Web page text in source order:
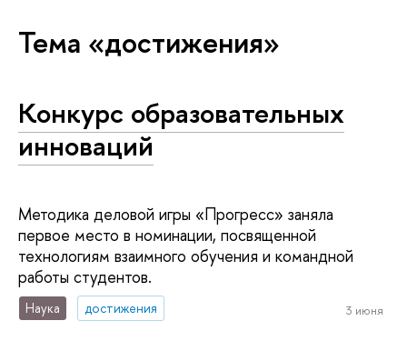
Тема «достижения»
Конкурс образовательных
инноваций
Методика деловой игры «Прогресс» заняла
первое место в номинации, посвященной
технологиям взаимного обучения и командной
работы студентов.
Наука достижения 3 июня